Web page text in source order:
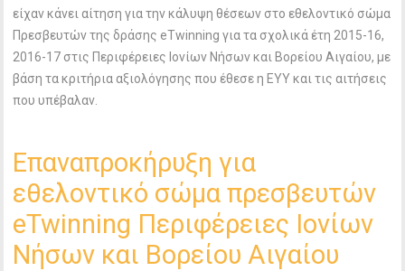
είχαν κάνει αίτηση για την κάλυψη θέσεων στο εθελοντικό σώμα
Πρεσβευτών της δράσης eTwinning για τα σχολικά έτη 2015-16,
2016-17 στις Περιφέρειες Ιονίων Νήσων και Βορείου Αιγαίου, με
βάση τα κριτήρια αξιολόγησης που έθεσε η ΕΥΥ και τις αιτήσεις
που υπέβαλαν.
Επαναπροκήρυξη για
εθελοντικό σώμα πρεσβευτών
eTwinning Περιφέρειες Ιονίων
Νήσων και Βορείου Αιγαίου